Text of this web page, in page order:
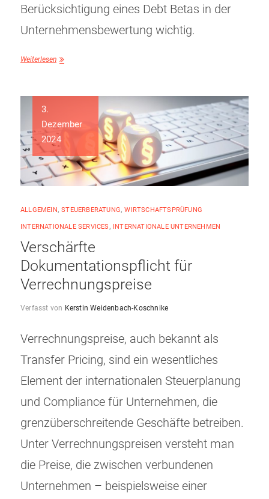
Berücksichtigung eines Debt Betas in der
Unternehmensbewertung wichtig.
Weiterlesen
3.
Dezember
2024
ALLGEMEIN,STEUERBERATUNG,WIRTSCHAFTSPRÜFUNG
INTERNATIONALE SERVICES , INTERNATIONALE UNTERNEHMEN
Verschärfte
Dokumentationspflicht für
Verrechnungspreise
Verfasst von Kerstin Weidenbach-Koschnike
Verrechnungspreise, auch bekannt als
Transfer Pricing, sind ein wesentliches
Element der internationalen Steuerplanung
und Compliance für Unternehmen, die
grenzüberschreitende Geschäfte betreiben.
Unter Verrechnungspreisen versteht man
die Preise, die zwischen verbundenen
Unternehmen – beispielsweise einer